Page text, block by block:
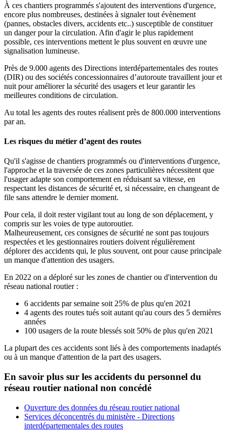
À ces chantiers programmés s'ajoutent des interventions d'urgence,
encore plus nombreuses, destinées à signaler tout évènement
(pannes, obstacles divers, accidents etc..) susceptible de constituer
un danger pour la circulation. Afin d'agir le plus rapidement
possible, ces interventions mettent le plus souvent en œuvre une
signalisation lumineuse.
Près de 9.000 agents des Directions interdépartementales des routes
(DIR) ou des sociétés concessionnaires d’autoroute travaillent jour et
nuit pour améliorer la sécurité des usagers et leur garantir les
meilleures conditions de circulation.
Au total les agents des routes réalisent près de 800.000 interventions
par an.
Les risques du métier d’agent des routes
Qu'il s'agisse de chantiers programmés ou d'interventions d'urgence,
l'approche et la traversée de ces zones particulières nécessitent que
l'usager adapte son comportement en réduisant sa vitesse, en
respectant les distances de sécurité et, si nécessaire, en changeant de
file sans attendre le dernier moment.
Pour cela, il doit rester vigilant tout au long de son déplacement, y
compris sur les voies de type autoroutier.
Malheureusement, ces consignes de sécurité ne sont pas toujours
respectées et les gestionnaires routiers doivent régulièrement
déplorer des accidents qui, le plus souvent, ont pour cause principale
un manque d'attention des usagers.
En 2022 on a déploré sur les zones de chantier ou d'intervention du
réseau national routier :
6 accidents par semaine soit 25% de plus qu'en 2021
4 agents des routes tués soit autant qu'au cours des 5 dernières
années
100 usagers de la route blessés soit 50% de plus qu'en 2021
La plupart des ces accidents sont liés à des comportements inadaptés
ou à un manque d'attention de la part des usagers.
En savoir plus sur les accidents du personnel du
réseau routier national non concédé
Ouverture des données du réseau routier national
Services déconcentrés du ministère - Directions
interdépartementales des routes